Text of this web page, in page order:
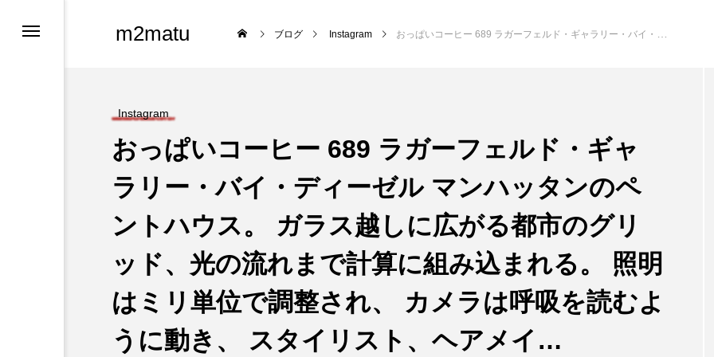
m2matu ブログ Instagram おっぱいコーヒー 689 ラガーフェルド・ギャラリー・バイ・ディーゼル マンハッタンのペントハウス。 ガラス越しに広がる都市のグリッド、光の流れまで計算に組み込まれる。 照明はミリ単位で調整され、 カメラは呼吸を読むように動き、 スタイリスト、ヘアメイ…
Instagram
おっぱいコーヒー 689 ラガーフェルド・ギャ
ラリー・バイ・ディーゼル マンハッタンのペ
ントハウス。 ガラス越しに広がる都市のグリ
ッド、光の流れまで計算に組み込まれる。 照明
はミリ単位で調整され、 カメラは呼吸を読むよ
うに動き、 スタイリスト、ヘアメイ…